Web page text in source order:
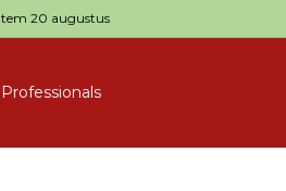
tem 20 augustus
Professionals